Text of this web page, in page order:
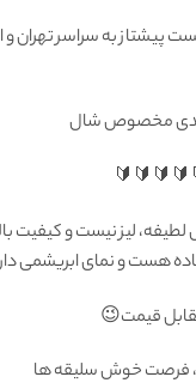
پیشتاز به سراسر تهران و
مخصوص شال
لیز نیست و کیفیت
هست و نمای ابریشمی
قیمت😉
فرصت خوش سلیقه ها